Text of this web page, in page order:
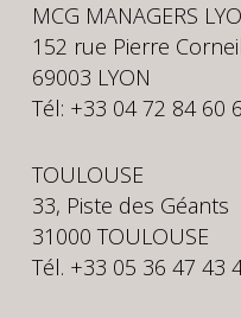
MCG MANAGERS
152 rue Pierre
69003 LYON
Tél: +33 04 72 84 60
TOULOUSE
33, Piste des Géants
31000 TOULOUSE
Tél. +33 05 36 47 43